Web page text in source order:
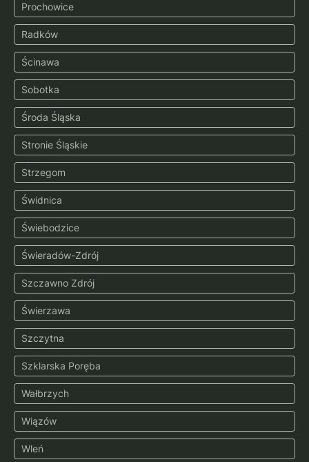
Prochowice
Radków
Ścinawa
Sobotka
Środa Śląska
Stronie Śląskie
Strzegom
Świdnica
Świebodzice
Świeradów-Zdrój
Szczawno Zdrój
Świerzawa
Szczytna
Szklarska Poręba
Wałbrzych
Wiązów
Wleń